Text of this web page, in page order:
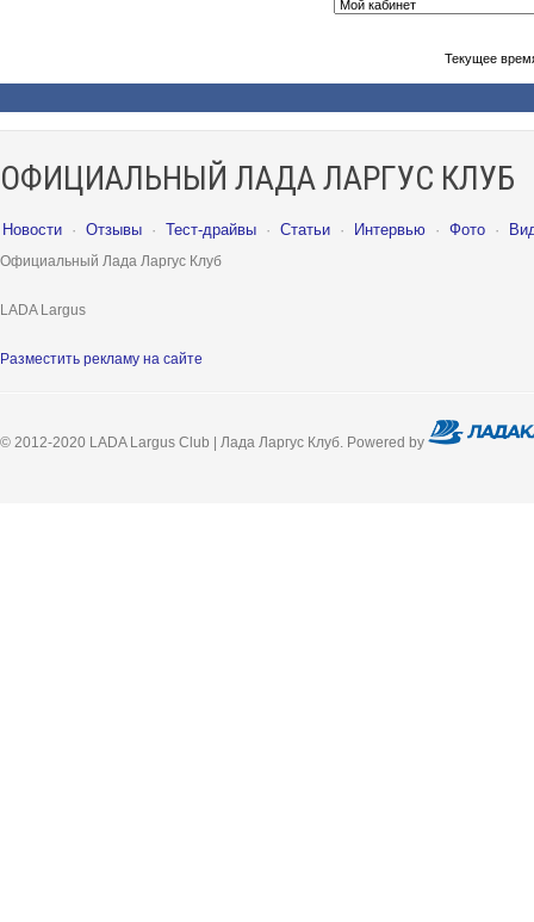
Текущее
ОФИЦИАЛЬНЫЙ ЛАДА ЛАРГУС КЛУБ
Новости · Отзывы · Тест-драйвы · Статьи · Интервью · Фото ·
Официальный Лада Ларгус Клуб
LADA Largus
Разместить рекламу на сайте
© 2012-2020 LADA Largus Club | Лада Ларгус Клуб. Powered by